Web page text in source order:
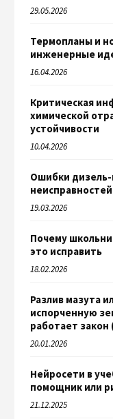
29.05.2026
Термопланы и
инженерные
16.04.2026
Критическая
химической
устойчивости
10.04.2026
Ошибки
19.03.2026
Почему
это исправить
18.02.2026
Разлив мазута
испорченную
работает
20.01.2026
Нейросети в
помощник или
21.12.2025